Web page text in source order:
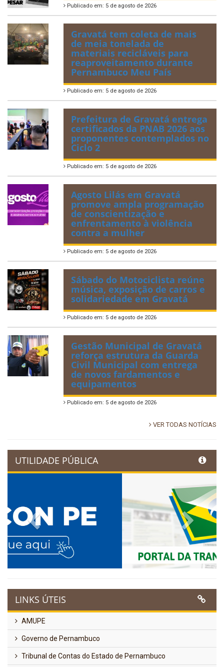
Publicado em: 5 de agosto de 2026
Gravatá tem coleta de mais
de meia tonelada de
materiais recicláveis para
reaproveitamento durante
Pernambuco Meu País
Publicado em: 5 de agosto de 2026
Prefeitura de Gravatá entrega
certificados da PNAB 2026 aos
proponentes contemplados no
Ciclo 2
Publicado em: 5 de agosto de 2026
Agosto Lilás em Gravatá
promove ampla programação
de conscientização e
enfrentamento à violência
contra a mulher
Publicado em: 5 de agosto de 2026
Sábado do Motociclista reúne
música, exposição de carros e
solidariedade em Gravatá
Publicado em: 5 de agosto de 2026
Gestão Municipal de Gravatá
reforça estrutura da Guarda
Civil Municipal com entrega
de novos fardamentos e
equipamentos
Publicado em: 5 de agosto de 2026
VER TODAS NOTÍCIAS
UTILIDADE PÚBLICA
Previous Next
LINKS ÚTEIS
AMUPE
Governo de Pernambuco
Tribunal de Contas do Estado de Pernambuco